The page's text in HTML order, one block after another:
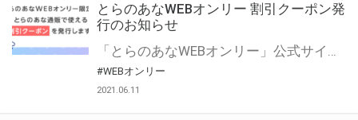
とらのあなWEBオンリー 割引クーポン発
行のお知らせ
「とらのあなWEBオンリー」公式サイトでとらのあな通販の「割引クーポン」を配布中！ イベントごとに開催当日限定で使える割引クーポンのシリアルコードを発行します。 とらのあなWEBオンリーのページをチェックして、イベント当日にお得にお買い物を楽しみましょう♪ ※本キャンペーンは予告なく終了する場合がございます。 とらのあなWEBオンリーサイトはこちら
#WEBオンリー
2021.06.11